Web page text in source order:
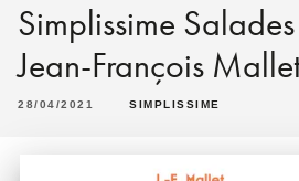
Simplissime Salades
Jean-François
28/04/2021 SIMPLISSIME